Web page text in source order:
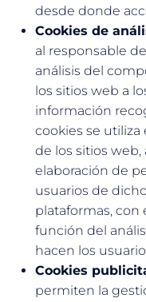
desde donde
Cookies de
al responsable
análisis del
los sitios web a
información
cookies se
de los sitios web,
elaboración de
usuarios de
plataformas, con
función del
hacen los
Cookies
permiten la